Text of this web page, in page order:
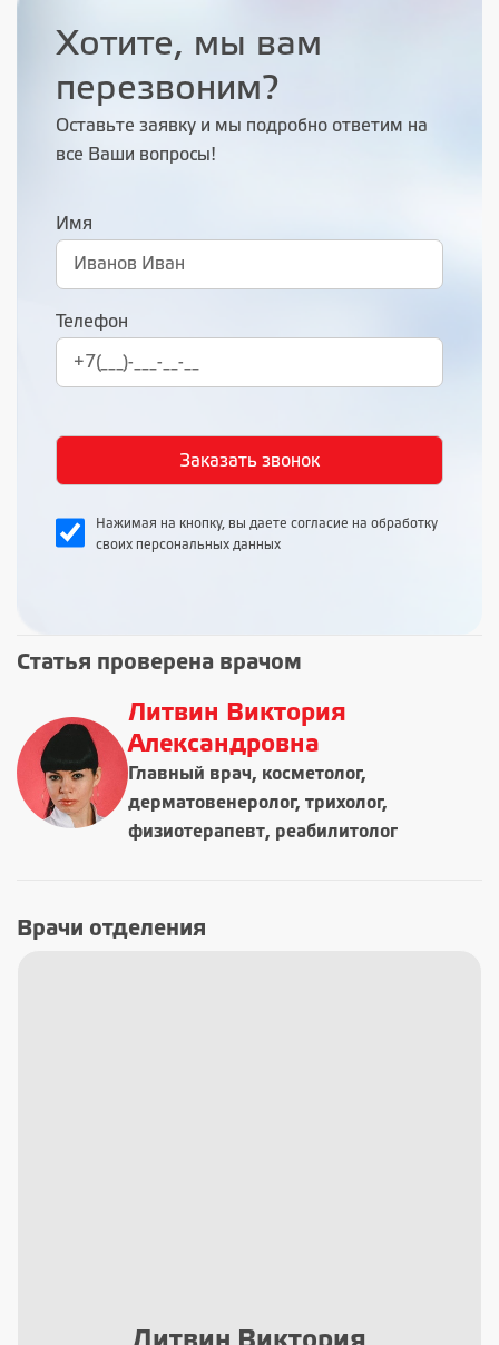
Хотите, мы вам
перезвоним?
Оставьте заявку и мы подробно ответим на
все Ваши вопросы!
Имя
Телефон
Нажимая на кнопку, вы даете согласие на обработку
своих персональных данных
Статья проверена врачом
Литвин Виктория
Александровна
Главный врач, косметолог,
дерматовенеролог, трихолог,
физиотерапевт, реабилитолог
Врачи отделения